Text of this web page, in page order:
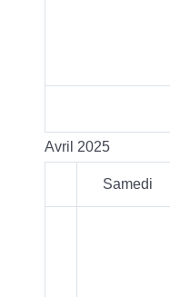
Avril 2025
Samedi